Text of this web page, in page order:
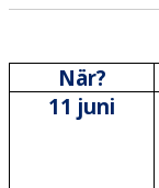
När?
11 juni